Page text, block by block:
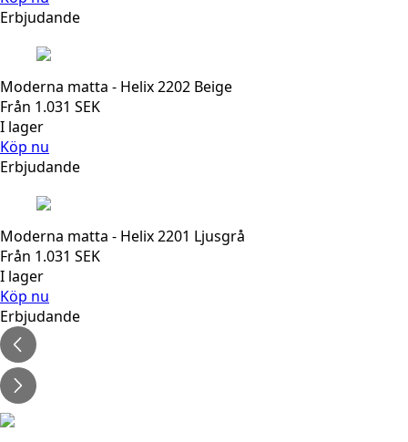
Erbjudande
Moderna matta - Helix 2202 Beige
Från 1.031 SEK
I lager
Köp nu
Erbjudande
Moderna matta - Helix 2201 Ljusgrå
Från 1.031 SEK
I lager
Köp nu
Erbjudande